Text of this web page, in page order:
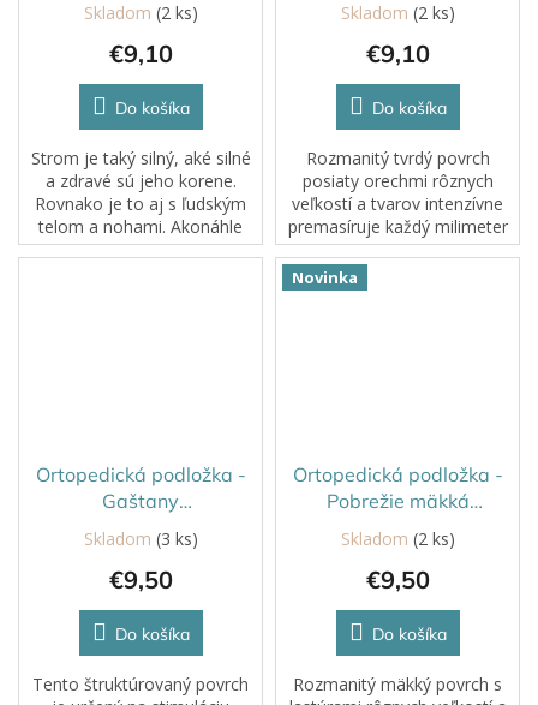
Skladom (2 ks)
€9,10
Do košíka
Strom je taký silný, aké silné
a zdravé sú jeho korene.
Rovnako je to aj s ľudským
telom a nohami. Akonáhle
dôjde k nerovnováhe v
Skladom (2 ks)
€9,10
Do košíka
Rozmanitý tvrdý povrch
posiaty orechmi rôznych
veľkostí a tvarov intenzívne
premasíruje každý milimeter
chodidla a maximálne ho
Ortopedická podložka -
Gaštany
mäkké/Limetková
Skladom (3 ks)
€9,50
Do košíka
Tento štruktúrovaný povrch
Novinka
Ortopedická podložka -
Pobrežie mäkká
Pastelovo fialová
Skladom (2 ks)
€9,50
Do košíka
Rozmanitý mäkký povrch s